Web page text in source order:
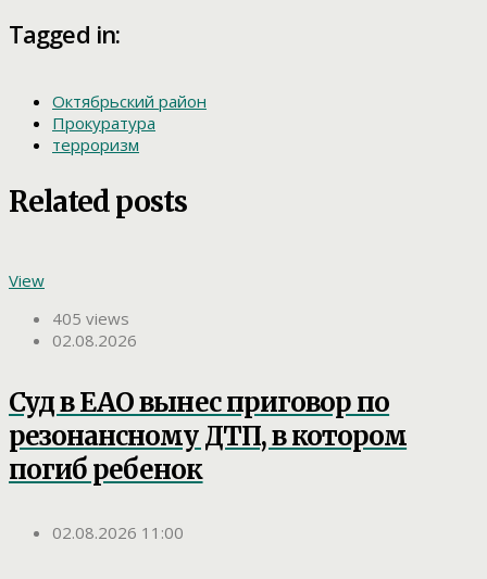
Tagged in:
Октябрьский район
Прокуратура
терроризм
Related posts
View
405 views
02.08.2026
Суд в ЕАО вынес приговор по
резонансному ДТП, в котором
погиб ребенок
02.08.2026 11:00